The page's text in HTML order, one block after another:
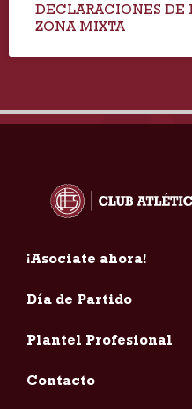
DECLARACIONES DE
ZONA MIXTA
¡Asociate ahora!
Día de Partido
Plantel Profesional
Contacto